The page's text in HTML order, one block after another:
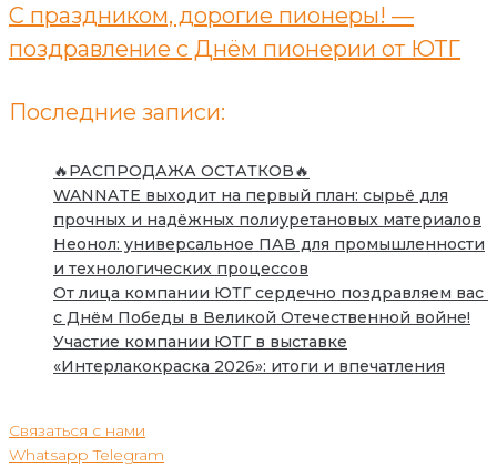
С праздником, дорогие пионеры! —
поздравление с Днём пионерии от ЮТГ
Последние записи:
🔥РАСПРОДАЖА ОСТАТКОВ🔥
WANNATE выходит на первый план: сырьё для
прочных и надёжных полиуретановых материалов
Неонол: универсальное ПАВ для промышленности
и технологических процессов
От лица компании ЮТГ сердечно поздравляем вас
с Днём Победы в Великой Отечественной войне!
Участие компании ЮТГ в выставке
«Интерлакокраска 2026»: итоги и впечатления
Связаться с нами
Whatsapp Telegram